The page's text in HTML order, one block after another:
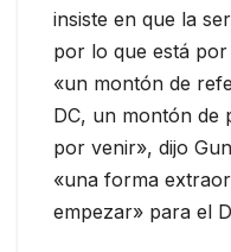
insiste en que la
por lo que está
«un montón de
DC, un montón de
por venir», dijo
«una forma
empezar» para el